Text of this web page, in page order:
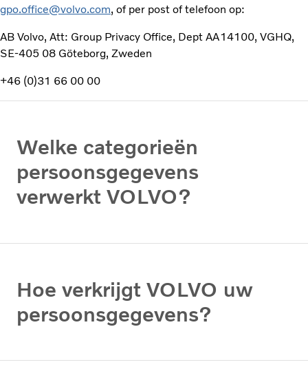
gpo.office@volvo.com, of per post of telefoon op:
AB Volvo, Att: Group Privacy Office, Dept AA14100, VGHQ,
SE-405 08 Göteborg, Zweden
+46 (0)31 66 00 00
Welke categorieën
persoonsgegevens
verwerkt VOLVO?
Hoe verkrijgt VOLVO uw
persoonsgegevens?